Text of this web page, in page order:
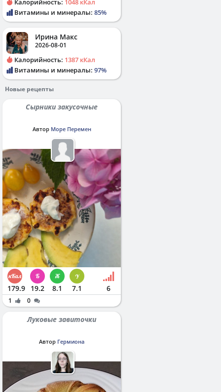
Калорийность: 1048 кКал
Витамины и минералы: 85%
Ирина Макс
2026-08-01
Калорийность: 1387 кКал
Витамины и минералы: 97%
Новые рецепты
Сырники закусочные
Автор Море Перемен
179.9 19.2 8.1 7.1 6
1 0
Луковые завиточки
Автор Гермиона